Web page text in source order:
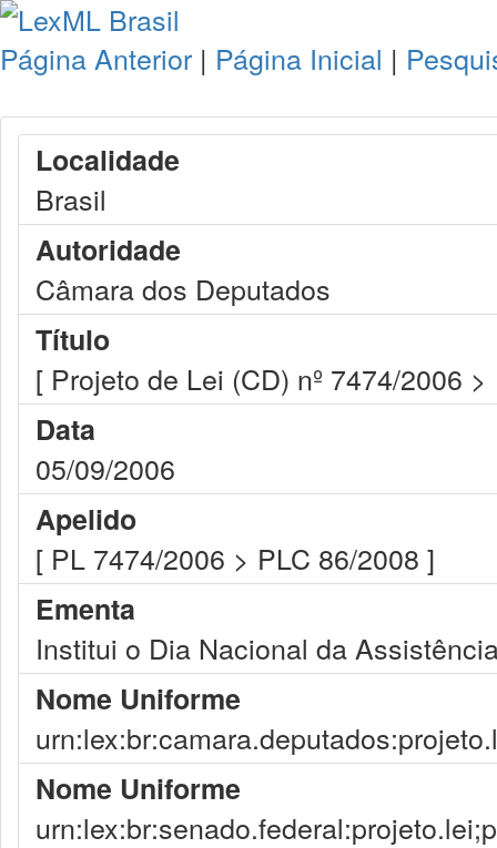
Página Anterior | Página Inicial |
Localidade
Brasil
Autoridade
Câmara dos Deputados
Título
[ Projeto de Lei (CD) nº 7474/2006
Data
05/09/2006
Apelido
[ PL 7474/2006 > PLC 86/2008 ]
Ementa
Institui o Dia Nacional da
Nome Uniforme
Nome Uniforme